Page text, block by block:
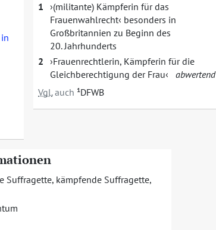
1
(militante) Kämpferin für das
Frauenwahlrecht besonders in
Großbritannien zu Beginn des
20. Jahrhunderts
2
Frauenrechtlerin, Kämpferin für die
Gleichberechtigung der Frau
abwertend
Vgl.auch ¹DFWB
Suffragette, kämpfende Suffragette,